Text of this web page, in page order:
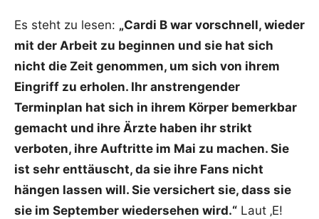
Es steht zu lesen: „Cardi B war vorschnell, wieder
mit der Arbeit zu beginnen und sie hat sich
nicht die Zeit genommen, um sich von ihrem
Eingriff zu erholen. Ihr anstrengender
Terminplan hat sich in ihrem Körper bemerkbar
gemacht und ihre Ärzte haben ihr strikt
verboten, ihre Auftritte im Mai zu machen. Sie
ist sehr enttäuscht, da sie ihre Fans nicht
hängen lassen will. Sie versichert sie, dass sie
sie im September wiedersehen wird.“ Laut ‚E!